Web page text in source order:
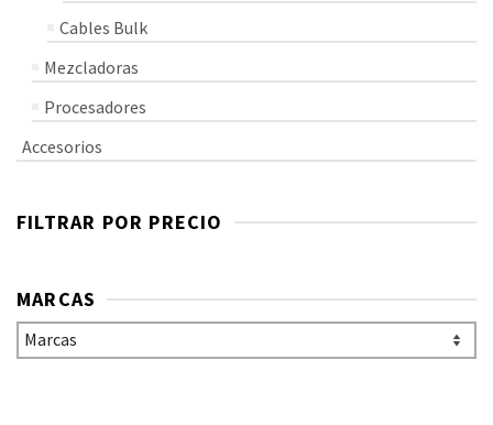
Cables Bulk
Mezcladoras
Procesadores
Accesorios
FILTRAR POR PRECIO
MARCAS